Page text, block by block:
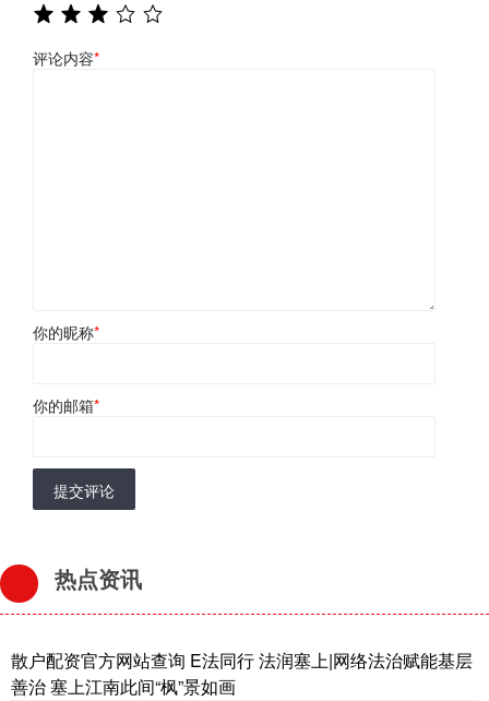
评论内容*
你的昵称*
你的邮箱*
提交评论
热点资讯
散户配资官方网站查询 E法同行 法润塞上|网络法治赋能基层
善治 塞上江南此间“枫”景如画